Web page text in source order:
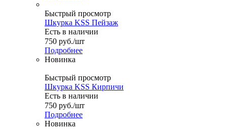
Быстрый просмотр
Шкурка KSS Пейзаж
Есть в наличии
750 руб./шт
Подробнее
Новинка
Быстрый просмотр
Шкурка KSS Кирпичи
Есть в наличии
750 руб./шт
Подробнее
Новинка